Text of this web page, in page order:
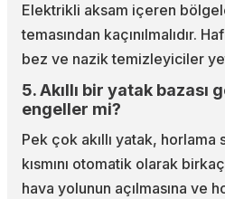
Elektrikli aksam içeren
temasından kaçınılmalıdır.
bez ve nazik temizleyiciler
5. Akıllı bir yatak bazası
engeller mi?
Pek çok akıllı yatak, horlama
kısmını otomatik olarak
hava yolunun açılmasına ve